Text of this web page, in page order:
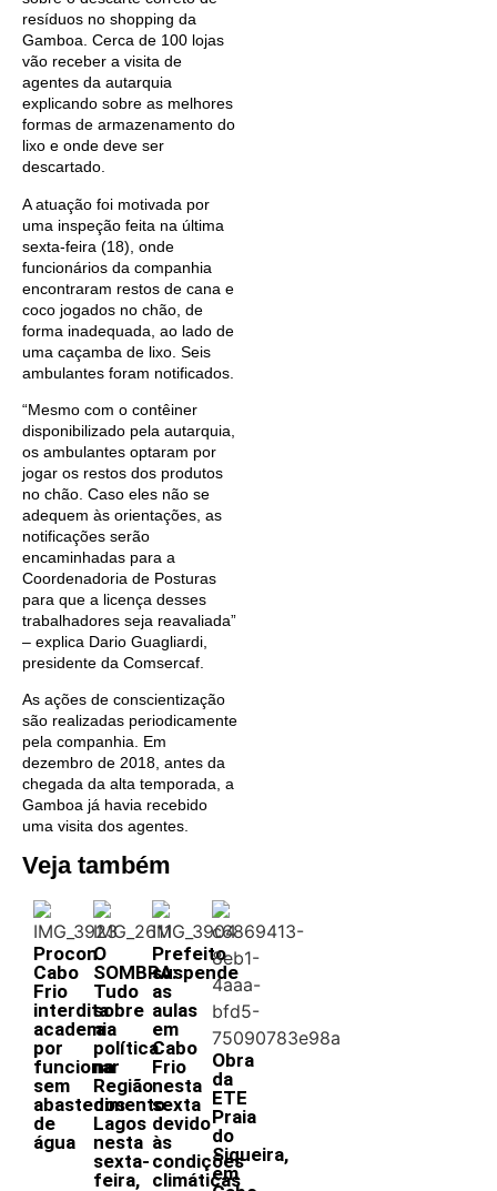
resíduos no shopping da
Gamboa. Cerca de 100 lojas
vão receber a visita de
agentes da autarquia
explicando sobre as melhores
formas de armazenamento do
lixo e onde deve ser
descartado.
A atuação foi motivada por
uma inspeção feita na última
sexta-feira (18), onde
funcionários da companhia
encontraram restos de cana e
coco jogados no chão, de
forma inadequada, ao lado de
uma caçamba de lixo. Seis
ambulantes foram notificados.
“Mesmo com o contêiner
disponibilizado pela autarquia,
os ambulantes optaram por
jogar os restos dos produtos
no chão. Caso eles não se
adequem às orientações, as
notificações serão
encaminhadas para a
Coordenadoria de Posturas
para que a licença desses
trabalhadores seja reavaliada”
– explica Dario Guagliardi,
presidente da Comsercaf.
As ações de conscientização
são realizadas periodicamente
pela companhia. Em
dezembro de 2018, antes da
chegada da alta temporada, a
Gamboa já havia recebido
uma visita dos agentes.
Veja também
Procon
Cabo
Frio
interdita
academia
por
funcionar
sem
abastecimento
de
água
O
SOMBRA:
Tudo
sobre
a
política
na
Região
dos
Lagos
nesta
sexta-
feira,
Prefeito
suspende
as
aulas
em
Cabo
Frio
nesta
sexta
devido
às
condições
climáticas
Obra
da
ETE
Praia
do
Siqueira,
em